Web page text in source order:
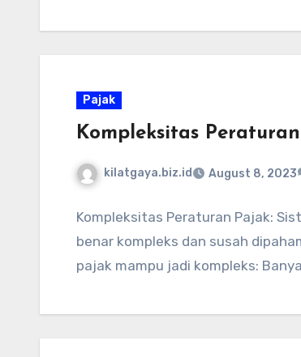
Pajak
Kompleksitas
kilatgaya.biz.id August 8, 2023
Kompleksitas Peraturan Pajak:
benar kompleks dan susah
pajak mampu jadi kompleks: